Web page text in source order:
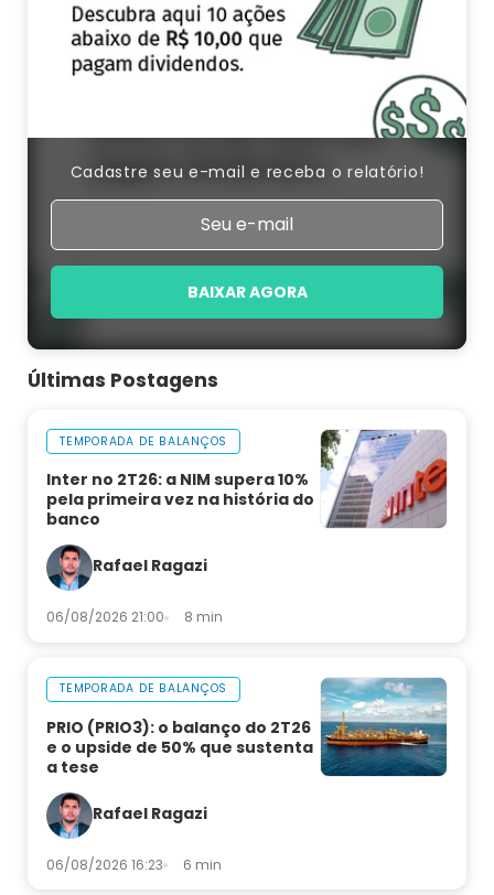
Cadastre seu e-mail e receba o relatório!
BAIXAR AGORA
Últimas Postagens
TEMPORADA DE BALANÇOS
Inter no 2T26: a NIM supera 10%
pela primeira vez na história do
banco
Rafael Ragazi
06/08/2026 21:00 8 min
TEMPORADA DE BALANÇOS
PRIO (PRIO3): o balanço do 2T26
e o upside de 50% que sustenta
a tese
Rafael Ragazi
06/08/2026 16:23 6 min